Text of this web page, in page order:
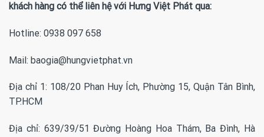
khách hàng có thể liên hệ với Hưng Việt Phát qua:
Hotline: 0938 097 658
Mail: baogia@hungvietphat.vn
Địa chỉ 1: 108/20 Phan Huy Ích, Phường 15, Quận Tân Bình,
TP.HCM
Địa chỉ: 639/39/51 Đường Hoàng Hoa Thám, Ba Đình, Hà